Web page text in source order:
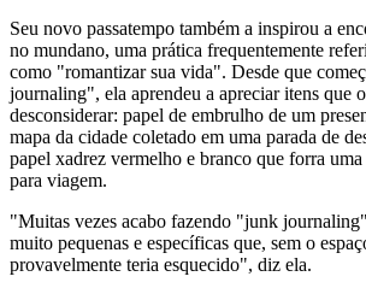
Seu novo passatempo também a inspirou a
no mundano, uma prática frequentemente
como "romantizar sua vida". Desde que
journaling", ela aprendeu a apreciar itens que
desconsiderar: papel de embrulho de um
mapa da cidade coletado em uma parada de
papel xadrez vermelho e branco que forra uma
para viagem.
"Muitas vezes acabo fazendo "junk
muito pequenas e específicas que, sem o
provavelmente teria esquecido", diz ela.